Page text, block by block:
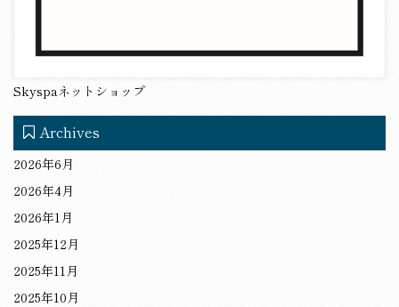
Skyspaネットショップ
Archives
2026年6月
2026年4月
2026年1月
2025年12月
2025年11月
2025年10月